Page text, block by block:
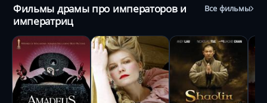
Фильмы драмы про императоров и
императриц
Все фильмы